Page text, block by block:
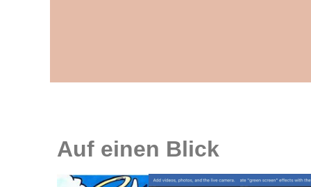
Auf einen Blick